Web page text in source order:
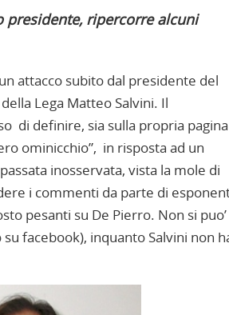
presidente, ripercorre alcuni
attacco subito dal presidente del
Lega Matteo Salvini. Il
di definire, sia sulla propria pagina
ominicchio”, in risposta ad un
inosservata, vista la mole di
i commenti da parte di
pesanti su De Pierro. Non si puo’
facebook), inquanto Salvini non